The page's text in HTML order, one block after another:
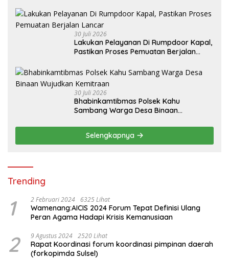
30 Juli 2026
Lakukan Pelayanan Di Rumpdoor Kapal,
Pastikan Proses Pemuatan Berjalan
30 Juli 2026
Bhabinkamtibmas Polsek Kahu
Sambang Warga Desa Binaan
Selengkapnya
Trending
1 2 Februari 2024 6325 Lihat
Wamenang:AICIS 2024 Forum Tepat Definisi Ulang
Peran Agama Hadapi Krisis Kemanusiaan
2 9 Agustus 2024 2520 Lihat
Rapat Koordinasi forum koordinasi pimpinan daerah
(forkopimda Sulsel)